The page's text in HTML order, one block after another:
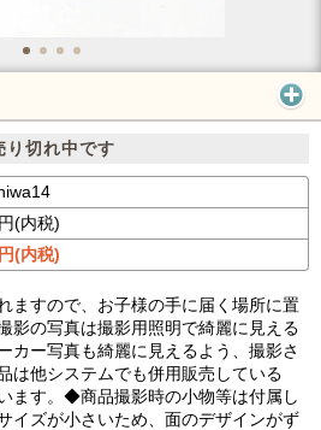
り切れ中です
(内税)
(内税)
ますので、お子様の手に届く場所に置
影の写真は撮影用照明で綺麗に見える
カー写真も綺麗に見えるよう、撮影さ
は他システムでも併用販売している
ます。◆商品撮影時の小物等は付属し
イズが小さいため、面のデザインがず